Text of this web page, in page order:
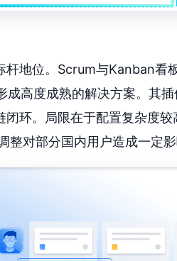
地位。Scrum与Kanban看
高度成熟的解决方案。其
环。局限在于配置复杂度较
对部分国内用户造成一定影